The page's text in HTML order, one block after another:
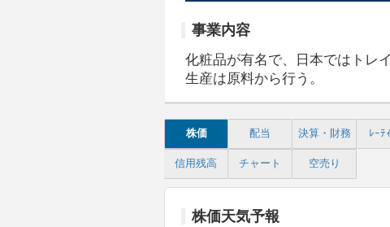
事業内容
化粧品が有名で、日本ではトレ
生産は原料から行う。
株価 配当 決算・財務 ﾚｰﾃ
信用残高 チャート 空売り
株価天気予報